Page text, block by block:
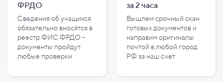
ФРДО
Сведения об учащихся
обязательно вносятся в
реестр ФИС ФРДО -
документы пройдут
любые проверки
за2 часа
Вышлем срочный скан
готовых документов и
направим оригиналы
почтой в любой город
РФ за наш счет